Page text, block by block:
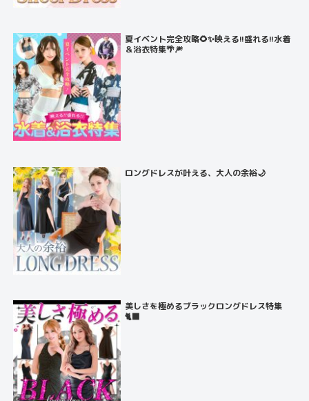
夏イベント完全攻略🌻✨映える!!盛れる!!水着
＆浴衣特集🌴🎆
ロングドレスが叶える、大人の余裕🌙
美しさを極めるブラックロングドレス特集
🐈‍⬛